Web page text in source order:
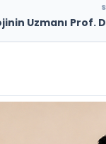
Uzmanı Prof.